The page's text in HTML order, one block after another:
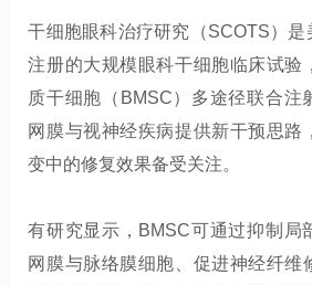
干细胞眼科治疗研究（SCOTS）
注册的大规模眼科干细胞临床试验
质干细胞（BMSC）多途径联合注
网膜与视神经疾病提供新干预思路
变中的修复效果备受关注。
有研究显示，BMSC可通过抑制局
网膜与脉络膜细胞、促进神经纤维